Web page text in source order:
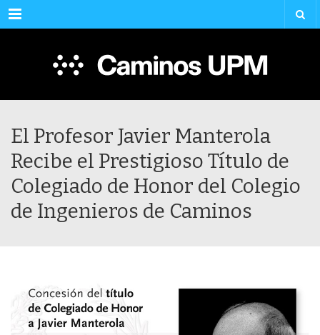
Menu
El Profesor Javier Manterola
Recibe el Prestigioso Título de
Colegiado de Honor del Colegio
de Ingenieros de Caminos